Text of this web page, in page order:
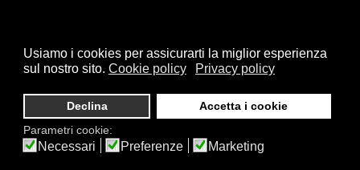
Usiamo i cookies per assicurarti la miglior esperienza
sul nostro sito. Cookie policy Privacy policy
Declina
Accetta i cookie
Parametri cookie:
Necessari Preferenze Marketing